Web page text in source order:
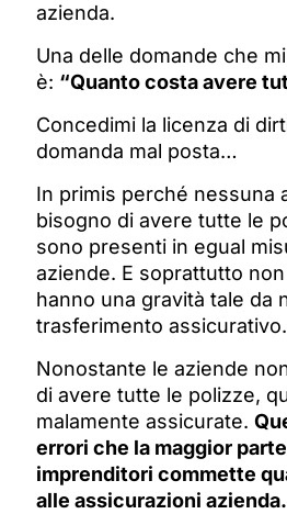
azienda.
Una delle domande che
è: “Quanto costa avere
Concedimi la licenza di
domanda mal posta…
In primis perché nessuna
bisogno di avere tutte le
sono presenti in egual
aziende. E soprattutto
hanno una gravità tale da
trasferimento assicurativo.
Nonostante le aziende
di avere tutte le polizze,
malamente assicurate.
errori che la maggior
imprenditori commette
alle assicurazioni azienda.